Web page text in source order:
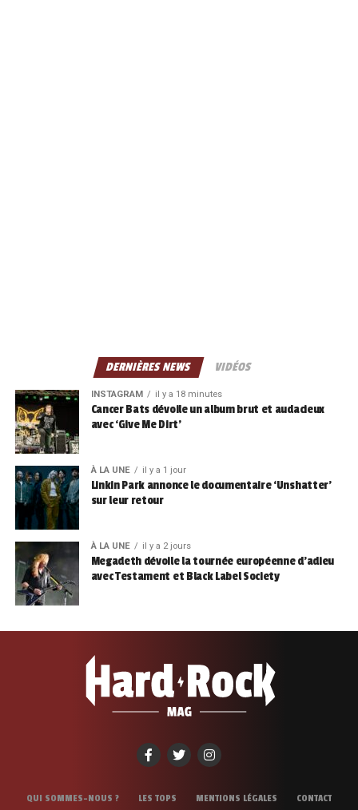
DERNIÈRES NEWS VIDÉOS
INSTAGRAM il y a 18 minutes
Cancer Bats dévoile un album brut et audacieux
avec ‘Give Me Dirt’
À LA UNE il y a 1 jour
Linkin Park annonce le documentaire ‘Unshatter’
sur leur retour
À LA UNE il y a 2 jours
Megadeth dévoile la tournée européenne d’adieu
avec Testament et Black Label Society
QUI SOMMES-NOUS ? LES TOPS MENTIONS LÉGALES CONTACT